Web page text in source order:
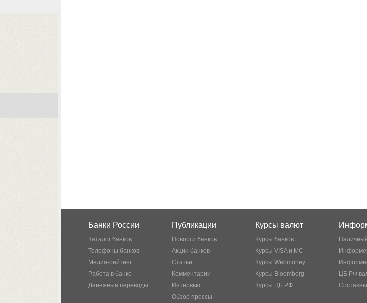
Банки России
Каталог банков
Телефоны банков
Медиа-рейтинг
Работа в банке
Денежные переводы
Публикации
Новости банков
Акции банков
Статьи
Комментарии
Интервью
Обзор прессы
Курсы валют
Курсы банков
Курсы VISA и MC
Курсы Webmoney
Курсы Bloomberg
Курсы ЦБ РФ
ЦБ РФ